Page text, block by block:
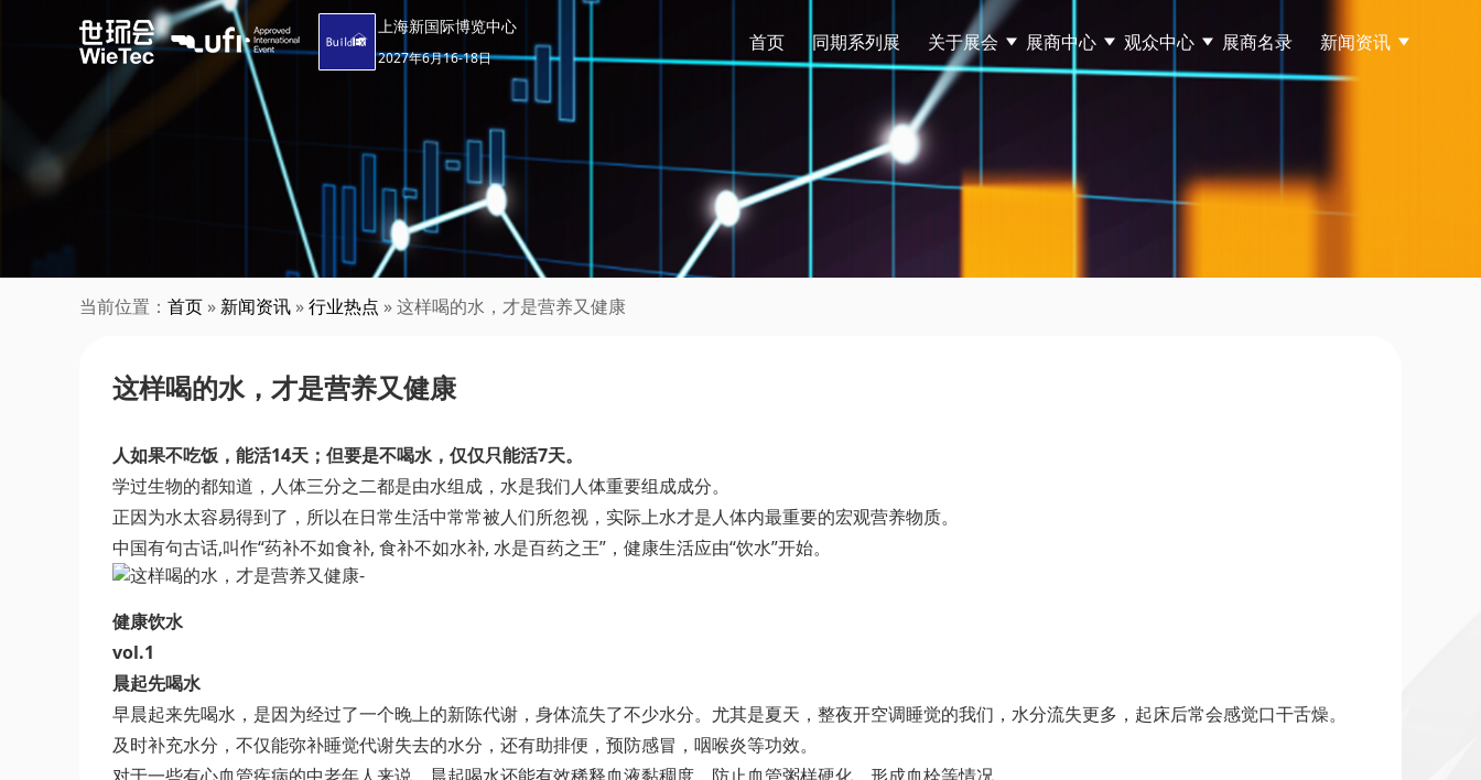
上海新国际博览中心
2027年6月16-18日
首页 同期系列展 关于展会 展商中心 观众中心 展商名录 新闻资讯
当前位置： 首页 » 新闻资讯 »行业热点 » 这样喝的水，才是营养又健康
这样喝的水，才是营养又健康
人如果不吃饭，能活14天；但要是不喝水，仅仅只能活7天。
学过生物的都知道，人体三分之二都是由水组成，水是我们人体重要组成成分。
正因为水太容易得到了，所以在日常生活中常常被人们所忽视，实际上水才是人体内最重要的宏观营养物质。
中国有句古话,叫作“药补不如食补, 食补不如水补, 水是百药之王”，健康生活应由“饮水”开始。
健康饮水
vol.1
晨起先喝水
早晨起来先喝水，是因为经过了一个晚上的新陈代谢，身体流失了不少水分。尤其是夏天，整夜开空调睡觉的我们，水分流失更多，起床后常会感觉口干舌燥。
及时补充水分，不仅能弥补睡觉代谢失去的水分，还有助排便，预防感冒，咽喉炎等功效。